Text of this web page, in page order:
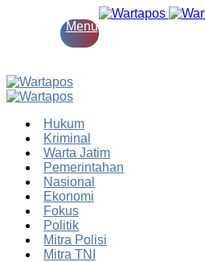
Menu
Hukum
Kriminal
Warta Jatim
Pemerintahan
Nasional
Ekonomi
Fokus
Politik
Mitra Polisi
Mitra TNI